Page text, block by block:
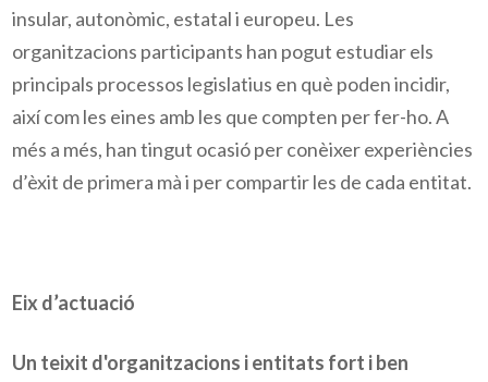
insular, autonòmic, estatal i europeu. Les
organitzacions participants han pogut estudiar els
principals processos legislatius en què poden incidir,
així com les eines amb les que compten per fer-ho. A
més a més, han tingut ocasió per conèixer experiències
d’èxit de primera mà i per compartir les de cada entitat.
Eix d’actuació
Un teixit d'organitzacions i entitats fort i ben